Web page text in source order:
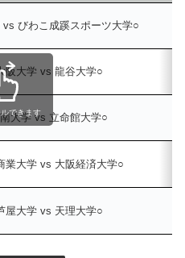
vs びわこ成蹊スポーツ大学○
阪大学 vs 龍谷大学○
大学 vs 立命館大学○
業大学 vs 大阪経済大学○
屋大学 vs 天理大学○
できます